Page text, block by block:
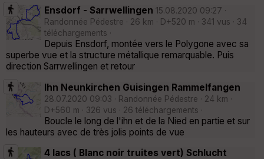
Ensdorf - Sarrwellingen 15.08.2020 09:27 ·
Randonnée Pédestre · 26 km · D+520 m · 341 vus · 34
téléchargements ·
Depuis Ensdorf, montée vers le Polygone avec sa
superbe vue et la structure métallique remarquable. Puis
direction Sarrwellingen et retour
Ihn Neunkirchen Guisingen Rammelfangen
28.07.2020 09:03 · Randonnée Pédestre · 24 km ·
D+560 m · 326 vus · 26 téléchargements ·
Boucle le long de l'ihn et de la Nied en partie et sur
les hauteurs avec de très jolis points de vue
4 lacs ( Blanc noir truites vert) Schlucht